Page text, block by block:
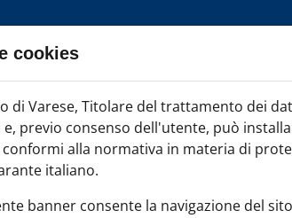
cookies
di Varese, Titolare del trattamento dei
previo consenso dell'utente, può
alla normativa in materia di
italiano.
banner consente la navigazione del